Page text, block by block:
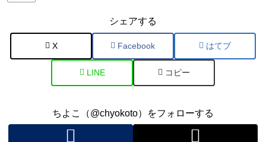
シェアする
X Facebook はてブ
LINE コピー
ちよこ（@chyokoto）をフォローする